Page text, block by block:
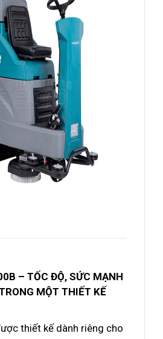
– TỐC ĐỘ, SỨC MẠNH
MỘT THIẾT KẾ
thiết kế dành riêng cho